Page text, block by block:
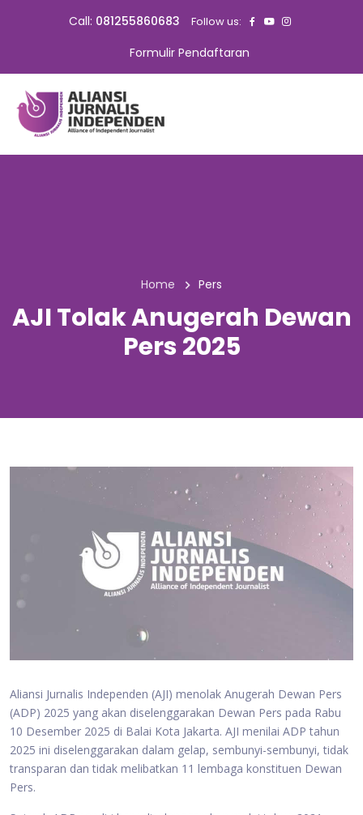
Call: 081255860683 Follow us:
Formulir Pendaftaran
Home Pers
AJI Tolak Anugerah Dewan
Pers 2025
Aliansi Jurnalis Independen (AJI) menolak Anugerah Dewan Pers
(ADP) 2025 yang akan diselenggarakan Dewan Pers pada Rabu
10 Desember 2025 di Balai Kota Jakarta. AJI menilai ADP tahun
2025 ini diselenggarakan dalam gelap, sembunyi-sembunyi, tidak
transparan dan tidak melibatkan 11 lembaga konstituen Dewan
Pers.